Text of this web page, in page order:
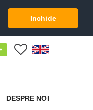
Inchide
DESPRE NOI